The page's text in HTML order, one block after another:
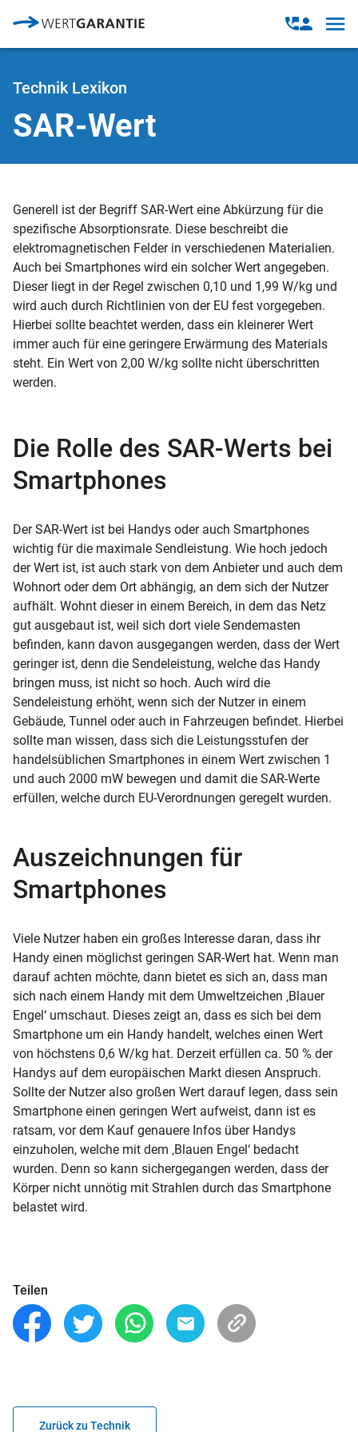
Open
modal
Open
Technik Lexikon
SAR-Wert
Generell ist der Begriff SAR-Wert eine Abkürzung für die
spezifische Absorptionsrate. Diese beschreibt die
elektromagnetischen Felder in verschiedenen Materialien.
Auch bei Smartphones wird ein solcher Wert angegeben.
Dieser liegt in der Regel zwischen 0,10 und 1,99 W/kg und
wird auch durch Richtlinien von der EU fest vorgegeben.
Hierbei sollte beachtet werden, dass ein kleinerer Wert
immer auch für eine geringere Erwärmung des Materials
steht. Ein Wert von 2,00 W/kg sollte nicht überschritten
werden.
Die Rolle des SAR-Werts bei
Smartphones
Der SAR-Wert ist bei Handys oder auch Smartphones
wichtig für die maximale Sendleistung. Wie hoch jedoch
der Wert ist, ist auch stark von dem Anbieter und auch dem
Wohnort oder dem Ort abhängig, an dem sich der Nutzer
aufhält. Wohnt dieser in einem Bereich, in dem das Netz
gut ausgebaut ist, weil sich dort viele Sendemasten
befinden, kann davon ausgegangen werden, dass der Wert
geringer ist, denn die Sendeleistung, welche das Handy
bringen muss, ist nicht so hoch. Auch wird die
Sendeleistung erhöht, wenn sich der Nutzer in einem
Gebäude, Tunnel oder auch in Fahrzeugen befindet. Hierbei
sollte man wissen, dass sich die Leistungsstufen der
handelsüblichen Smartphones in einem Wert zwischen 1
und auch 2000 mW bewegen und damit die SAR-Werte
erfüllen, welche durch EU-Verordnungen geregelt wurden.
Auszeichnungen für
Smartphones
Viele Nutzer haben ein großes Interesse daran, dass ihr
Handy einen möglichst geringen SAR-Wert hat. Wenn man
darauf achten möchte, dann bietet es sich an, dass man
sich nach einem Handy mit dem Umweltzeichen ‚Blauer
Engel‘ umschaut. Dieses zeigt an, dass es sich bei dem
Smartphone um ein Handy handelt, welches einen Wert
von höchstens 0,6 W/kg hat. Derzeit erfüllen ca. 50 % der
Handys auf dem europäischen Markt diesen Anspruch.
Sollte der Nutzer also großen Wert darauf legen, dass sein
Smartphone einen geringen Wert aufweist, dann ist es
ratsam, vor dem Kauf genauere Infos über Handys
einzuholen, welche mit dem ‚Blauen Engel‘ bedacht
wurden. Denn so kann sichergegangen werden, dass der
Körper nicht unnötig mit Strahlen durch das Smartphone
belastet wird.
Teilen
Zurück zu Technik